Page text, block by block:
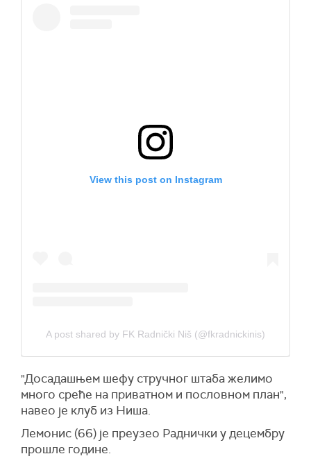
View this post on Instagram
A post shared by FK Radnički Niš (@fkradnickinis)
"Досадашњем шефу стручног штаба желимо
много среће на приватном и пословном план",
навео је клуб из Ниша.
Лемонис (66) је преузео Раднички у децембру
прошле године.